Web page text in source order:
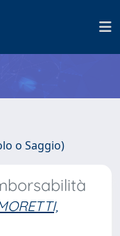
o Saggio)